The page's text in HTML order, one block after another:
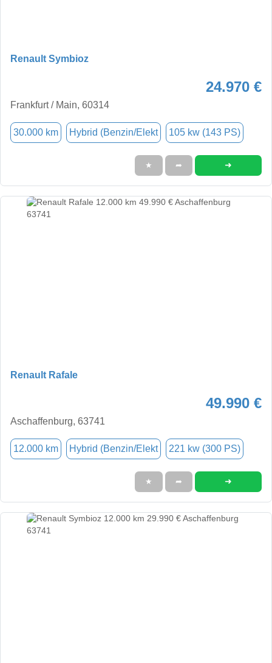
Renault Symbioz
24.970 €
Frankfurt / Main, 60314
30.000 km Hybrid (Benzin/Elekt 105 kw (143 PS)
★ ➦ ➜
Renault Rafale
49.990 €
Aschaffenburg, 63741
12.000 km Hybrid (Benzin/Elekt 221 kw (300 PS)
★ ➦ ➜